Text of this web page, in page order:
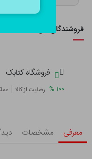
فروشندگان این کالا
فروشگاه کتابک
۱۰۰ % رضایت از کالا |
معرفی مشخصات